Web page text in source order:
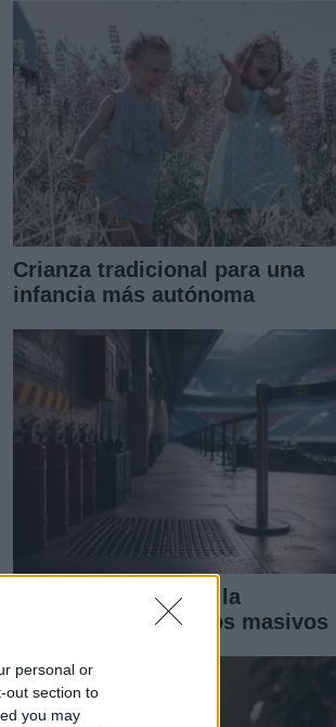
personal or
out section to
you may
Crianza tradicional para una
infancia más autónoma
Guía completa para la
seguridad en eventos masivos